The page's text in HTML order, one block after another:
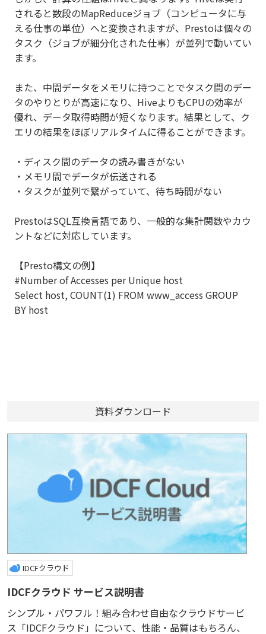
されると数段のMapReduceジョブ（コンピュータに与
える仕事の単位）へと変換されますが、Prestoは個々の
タスク（ジョブが細分化された仕事）が並列で動いてい
ます。
また、中間データをメモリに持つことでタスク間のデー
タのやりとりが高速になり、HiveよりもCPUの効率が
優れ、データ取得時間が短くなります。結果として、ク
エリの結果をほぼリアルタイムに得ることができます。
・ディスク間のデータの読み書きがない
・メモリ間でデータが伝送される
・タスクが並列で繋がっていて、待ち時間がない
PrestoはSQL互換言語であり、一般的な集計関数やカウ
ントなどに対応しています。
【Presto構文の例】
#Number of Accesses per Unique host
Select host, COUNT(1) FROM www_access GROUP
BY host
資料ダウンロード
IDCFクラウド
IDCFクラウド サービス説明書
シンプル・パワフル！組み合わせ自由なクラウドサービ
ス「IDCFクラウド」について、性能・品質はもちろん、